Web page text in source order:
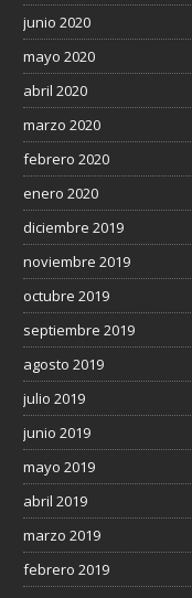
junio 2020
mayo 2020
abril 2020
marzo 2020
febrero 2020
enero 2020
diciembre 2019
noviembre 2019
octubre 2019
septiembre 2019
agosto 2019
julio 2019
junio 2019
mayo 2019
abril 2019
marzo 2019
febrero 2019